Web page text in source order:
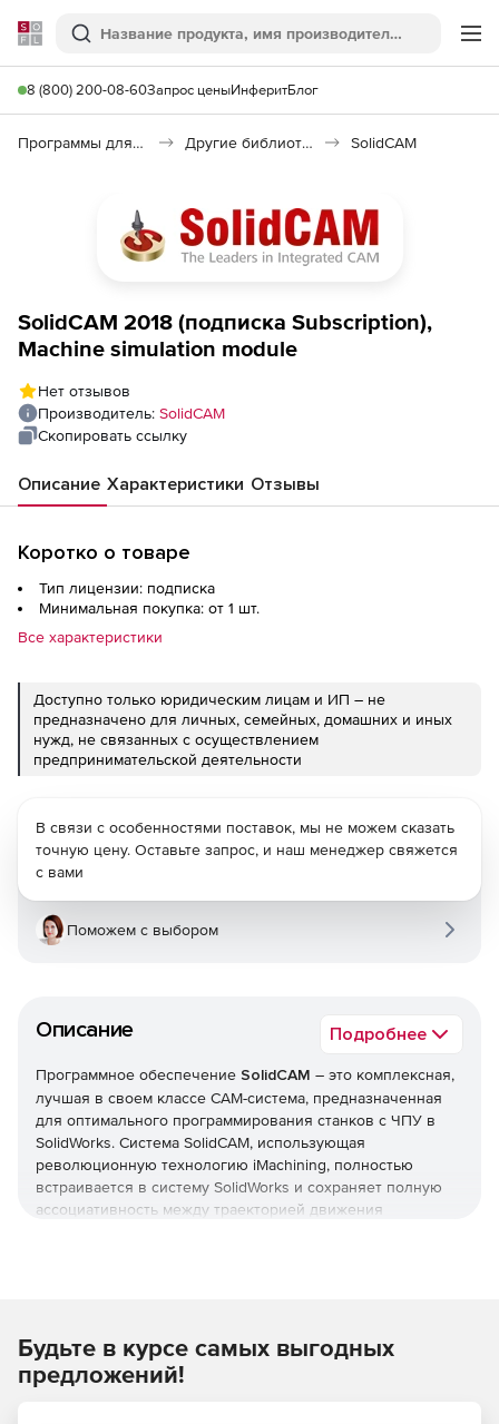
Softline
Поиск
8 (800) 200-08-60Запрос ценыИнферитБлог
Программы для программирования Другие библиотеки SolidCAM
SolidCAM 2018 (подписка Subscription),
Machine simulation module
Нет отзывов
Производитель: SolidCAM
Скопировать ссылку
Описание Характеристики Отзывы
Коротко о товаре
Тип лицензии: подписка
Минимальная покупка: от 1 шт.
Все характеристики
Доступно только юридическим лицам и ИП – не
предназначено для личных, семейных, домашних и иных
нужд, не связанных с осуществлением
предпринимательской деятельности
Описание Подробнее
Программное обеспечение SolidCAM – это комплексная,
лучшая в своем классе CAM-система, предназначенная
для оптимального программирования станков с ЧПУ в
SolidWorks. Система SolidCAM, использующая
революционную технологию iMachining, полностью
встраивается в систему SolidWorks и сохраняет полную
ассоциативность между траекторией движения
Рабочая среда системы SolidCAM аналогична среде
программы SolidWorks: все действия выполняются в
одном окне.
В связи с особенностями поставок, мы не можем сказать
точную цену. Оставьте запрос, и наш менеджер свяжется
с вами
Поможем с выбором
Будьте в курсе самых выгодных
предложений!